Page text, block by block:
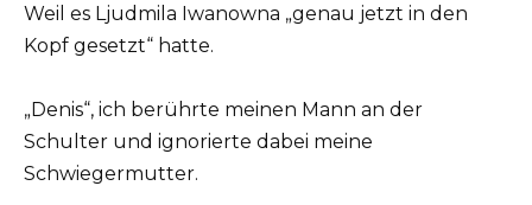
Weil es Ljudmila Iwanowna „genau jetzt in den
Kopf gesetzt“ hatte.
„Denis“, ich berührte meinen Mann an der
Schulter und ignorierte dabei meine
Schwiegermutter.